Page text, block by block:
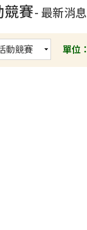
競賽- 最新消息
單位：